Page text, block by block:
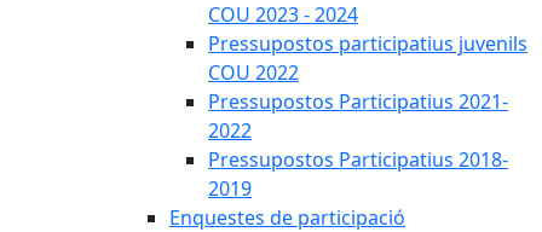
COU 2023 - 2024
Pressupostos participatius juvenils
COU 2022
Pressupostos Participatius 2021-
2022
Pressupostos Participatius 2018-
2019
Enquestes de participació